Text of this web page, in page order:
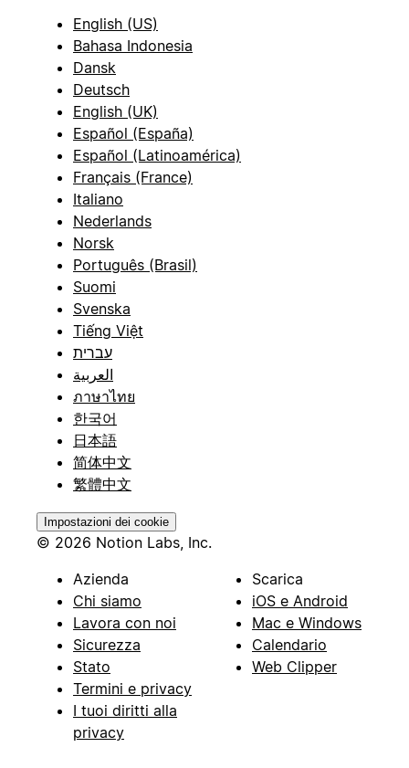
English (US)
Bahasa Indonesia
Dansk
Deutsch
English (UK)
Español (España)
Español (Latinoamérica)
Français (France)
Italiano
Nederlands
Norsk
Português (Brasil)
Suomi
Svenska
Tiếng Việt
עברית
العربية
ภาษาไทย
한국어
日本語
简体中文
繁體中文
Impostazioni dei cookie
© 2026 Notion Labs, Inc.
Azienda
Chi siamo
Lavora con noi
Sicurezza
Stato
Termini e privacy
I tuoi diritti alla
privacy
Scarica
iOS e Android
Mac e Windows
Calendario
Web Clipper